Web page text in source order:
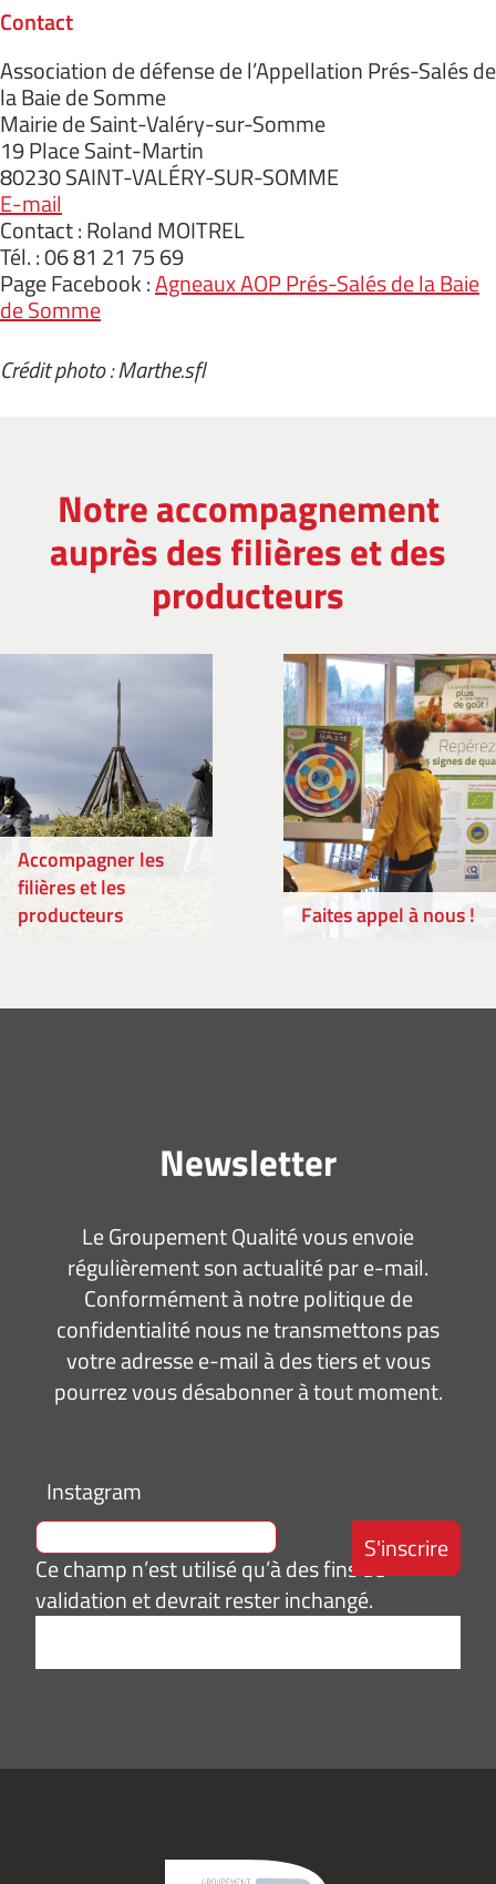
Contact
Association de défense de l’Appellation Prés-Salés de
la Baie de Somme
Mairie de Saint-Valéry-sur-Somme
19 Place Saint-Martin
80230 SAINT-VALÉRY-SUR-SOMME
E-mail
Contact : Roland MOITREL
Tél. : 06 81 21 75 69
Page Facebook :Agneaux AOP Prés-Salés de la Baie
de Somme
Crédit photo : Marthe.sfl
Notre accompagnement
auprès des filières et des
producteurs
Accompagner les
filières et les
producteurs
Faites appel à nous !
Newsletter
Le Groupement Qualité vous envoie
régulièrement son actualité par e-mail.
Conformément à notre politique de
confidentialité nous ne transmettons pas
votre adresse e-mail à des tiers et vous
pourrez vous désabonner à tout moment.
Instagram
Ce champ n’est utilisé qu’à des fins de
validation et devrait rester inchangé.
e-